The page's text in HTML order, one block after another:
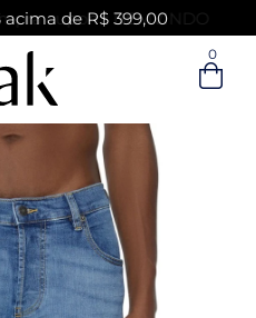
acima de R$ 399,00
0